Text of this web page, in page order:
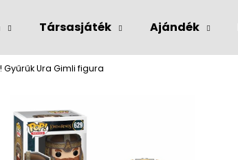
Társasjáték Ajándék
Gyűrűk Ura Gimli figura
Mit keres?